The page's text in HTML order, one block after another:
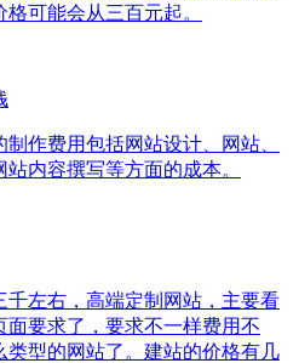
可能会从三百元起。
作费用包括网站设计、网站、
内容撰写等方面的成本。
千左右，高端定制网站，主要看
面要求了，要求不一样费用不
类型的网站了。建站的价格有几